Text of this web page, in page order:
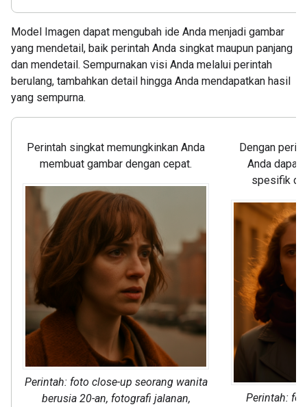
Model Imagen dapat mengubah ide Anda menjadi gambar
yang mendetail, baik perintah Anda singkat maupun panjang
dan mendetail. Sempurnakan visi Anda melalui perintah
berulang, tambahkan detail hingga Anda mendapatkan hasil
yang sempurna.
Perintah singkat memungkinkan Anda
membuat gambar dengan cepat.
Perintah: foto close-up seorang wanita
berusia 20-an, fotografi jalanan,
Dengan
Anda dapat
spesifik
Perintah: